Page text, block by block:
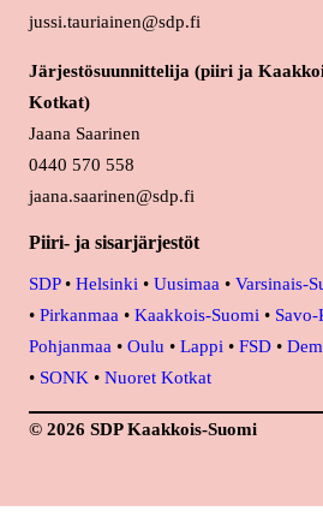
jussi.tauriainen@sdp.fi
Järjestösuunnittelija (piiri ja
Kotkat)
Jaana Saarinen
0440 570 558
jaana.saarinen@sdp.fi
Piiri- ja sisarjärjestöt
SDP• Helsinki • Uusimaa • Varsinais-
• Pirkanmaa • Kaakkois-Suomi •
Pohjanmaa • Oulu • Lappi • FSD •
• SONK • Nuoret Kotkat
© 2026 SDP Kaakkois-Suomi